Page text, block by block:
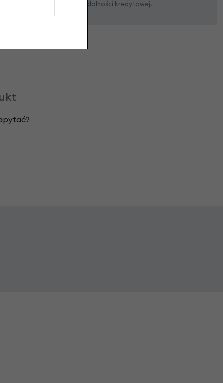
podjęta po ocenie zdolności kredytowej.